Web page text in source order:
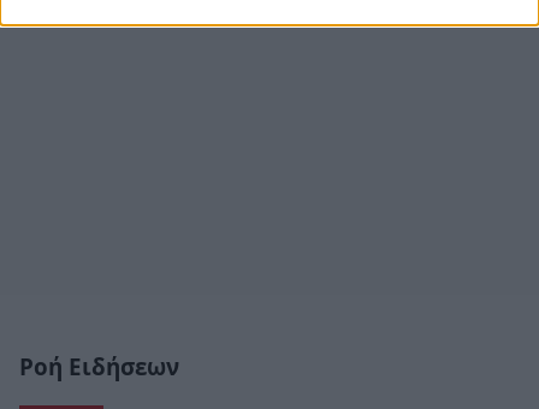
Ροή Ειδήσεων